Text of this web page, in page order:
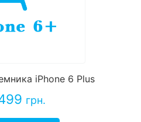
iPhone 6 Plus
грн.